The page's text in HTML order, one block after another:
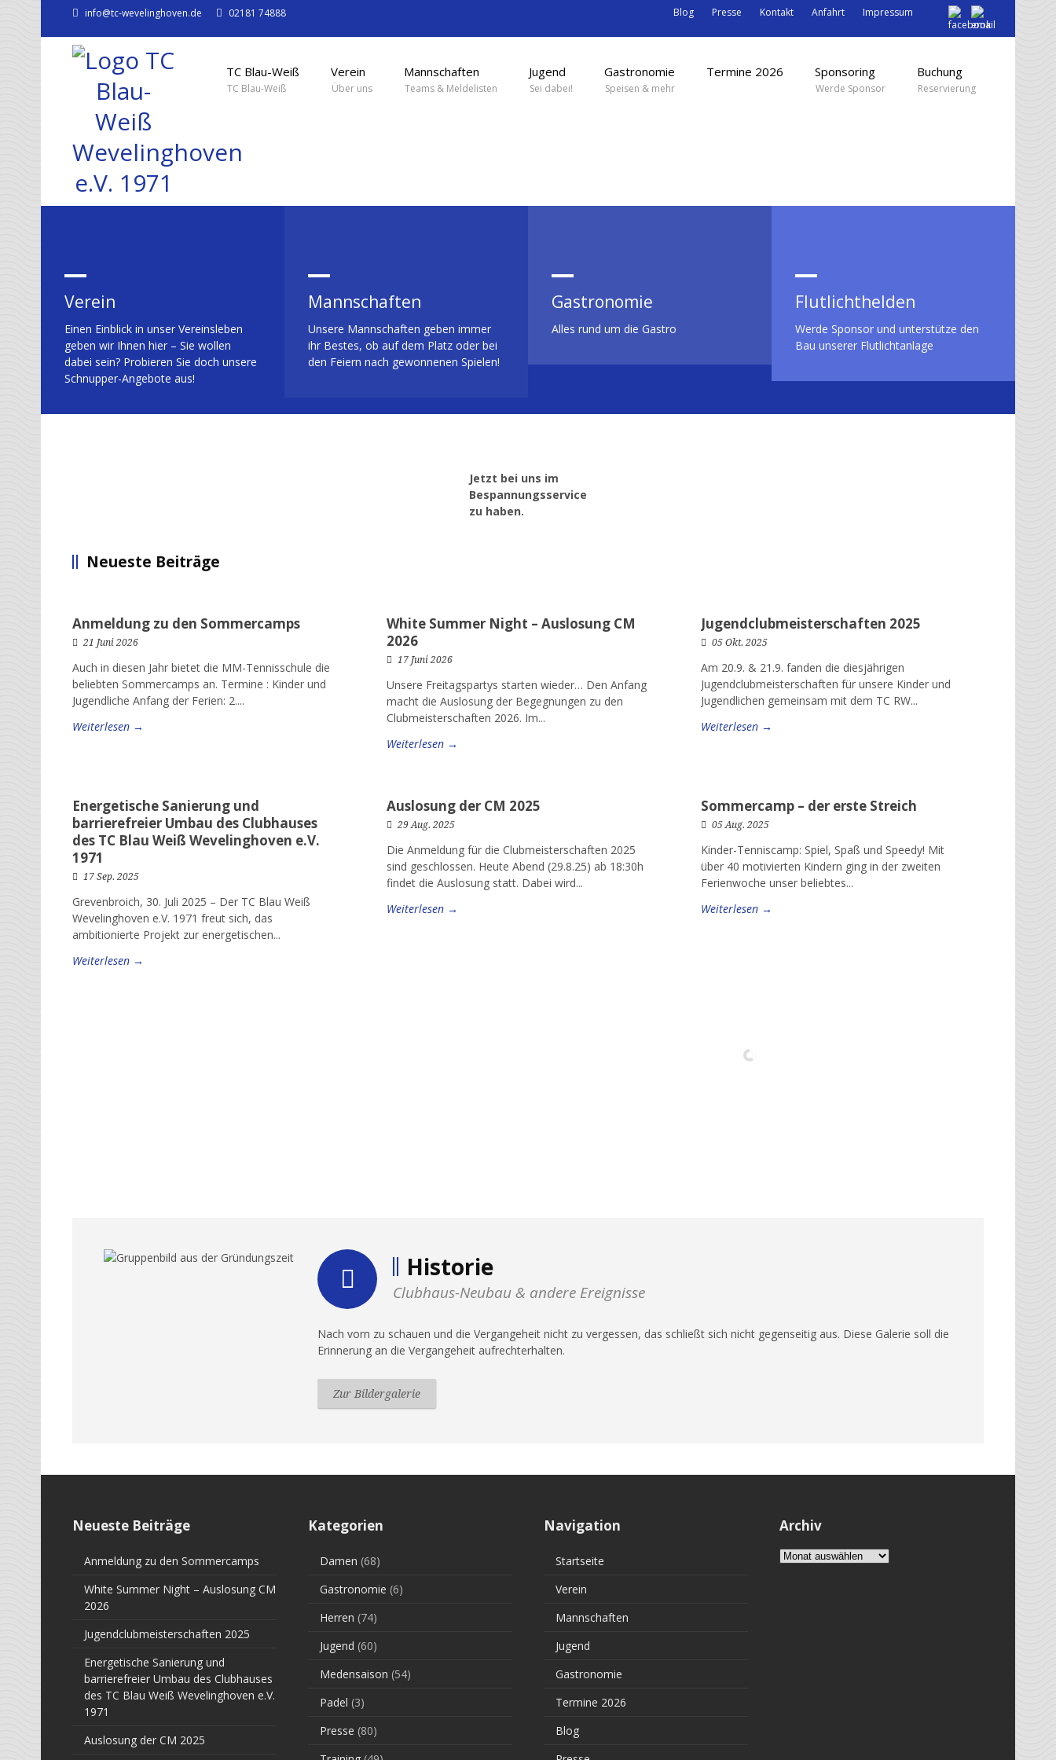
info@tc-wevelinghoven.de 02181 74888 Blog Presse Kontakt Anfahrt Impressum
TC Blau-Weiß
TC Blau-Weiß
Verein
Über uns
Mannschaften
Teams & Meldelisten
Jugend
Sei dabei!
Gastronomie
Speisen & mehr
Termine 2026 Sponsoring
Werde Sponsor
Buchung
Reservierung
Verein
Einen Einblick in unser Vereinsleben
geben wir Ihnen hier – Sie wollen
dabei sein? Probieren Sie doch unsere
Schnupper-Angebote aus!
Mannschaften
Unsere Mannschaften geben immer
ihr Bestes, ob auf dem Platz oder bei
den Feiern nach gewonnenen Spielen!
Gastronomie
Alles rund um die Gastro
Flutlichthelden
Werde Sponsor und unterstütze den
Bau unserer Flutlichtanlage
Jetzt bei uns im
Bespannungsservice
zu haben.
Neueste Beiträge
Anmeldung zu den Sommercamps
21 Juni 2026
Auch in diesen Jahr bietet die MM-Tennisschule die
beliebten Sommercamps an. Termine : Kinder und
Jugendliche Anfang der Ferien: 2....
Weiterlesen →
White Summer Night – Auslosung CM
2026
17 Juni 2026
Unsere Freitagspartys starten wieder… Den Anfang
macht die Auslosung der Begegnungen zu den
Clubmeisterschaften 2026. Im...
Weiterlesen →
Jugendclubmeisterschaften 2025
05 Okt. 2025
Am 20.9. & 21.9. fanden die diesjährigen
Jugendclubmeisterschaften für unsere Kinder und
Jugendlichen gemeinsam mit dem TC RW...
Weiterlesen →
Energetische Sanierung und
barrierefreier Umbau des Clubhauses
des TC Blau Weiß Wevelinghoven e.V.
1971
17 Sep. 2025
Grevenbroich, 30. Juli 2025 – Der TC Blau Weiß
Wevelinghoven e.V. 1971 freut sich, das
ambitionierte Projekt zur energetischen...
Weiterlesen →
Auslosung der CM 2025
29 Aug. 2025
Die Anmeldung für die Clubmeisterschaften 2025
sind geschlossen. Heute Abend (29.8.25) ab 18:30h
findet die Auslosung statt. Dabei wird...
Weiterlesen →
Sommercamp – der erste Streich
05 Aug. 2025
Kinder-Tenniscamp: Spiel, Spaß und Speedy! Mit
über 40 motivierten Kindern ging in der zweiten
Ferienwoche unser beliebtes...
Weiterlesen →
Historie
Clubhaus-Neubau & andere Ereignisse
Nach vorn zu schauen und die Vergangeheit nicht zu vergessen, das schließt sich nicht gegenseitig aus. Diese Galerie soll die
Erinnerung an die Vergangeheit aufrechterhalten.
Zur Bildergalerie
Neueste Beiträge
Anmeldung zu den Sommercamps
White Summer Night – Auslosung CM
2026
Jugendclubmeisterschaften 2025
Energetische Sanierung und
barrierefreier Umbau des Clubhauses
des TC Blau Weiß Wevelinghoven e.V.
1971
Auslosung der CM 2025
Kategorien
Damen (68)
Gastronomie (6)
Herren (74)
Jugend (60)
Medensaison (54)
Padel (3)
Presse (80)
Navigation
Startseite
Verein
Mannschaften
Jugend
Gastronomie
Termine 2026
Blog
Archiv
Archiv